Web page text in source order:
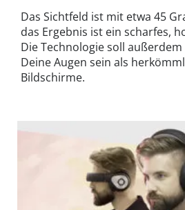
Das Sichtfeld ist mit etwa 45
das Ergebnis ist ein scharfes,
Die Technologie soll
Deine Augen sein als
Bildschirme.